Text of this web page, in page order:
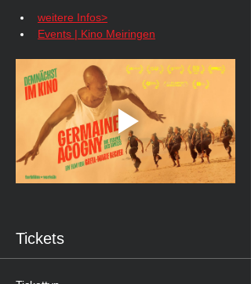
weitere Infos>
Events | Kino Meiringen
Tickets